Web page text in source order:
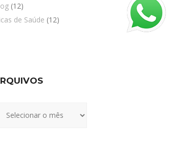
(12)
de Saúde (12)